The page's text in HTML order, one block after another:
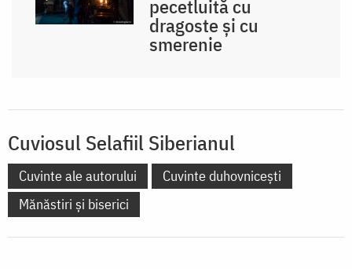
pecetluită cu
dragoste și cu
smerenie
Cuviosul Selafiil Siberianul
Cuvinte ale autorului
Cuvinte duhovnicești
Mănăstiri și biserici